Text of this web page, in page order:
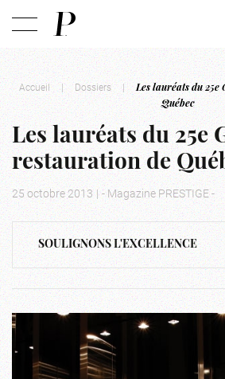
Accueil | Dossiers |
Les lauréats du
Québec
Les lauréats du 25e
restauration de
25 octobre 2013 | - Magazine PRESTIGE -
SOULIGNONS L'EXCELLENCE